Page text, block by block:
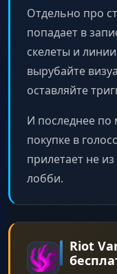
Отдельно про
попадает в
скелеты и
вырубайте
оставляйте
И последнее по
покупке в
прилетает не
лобби.
Riot